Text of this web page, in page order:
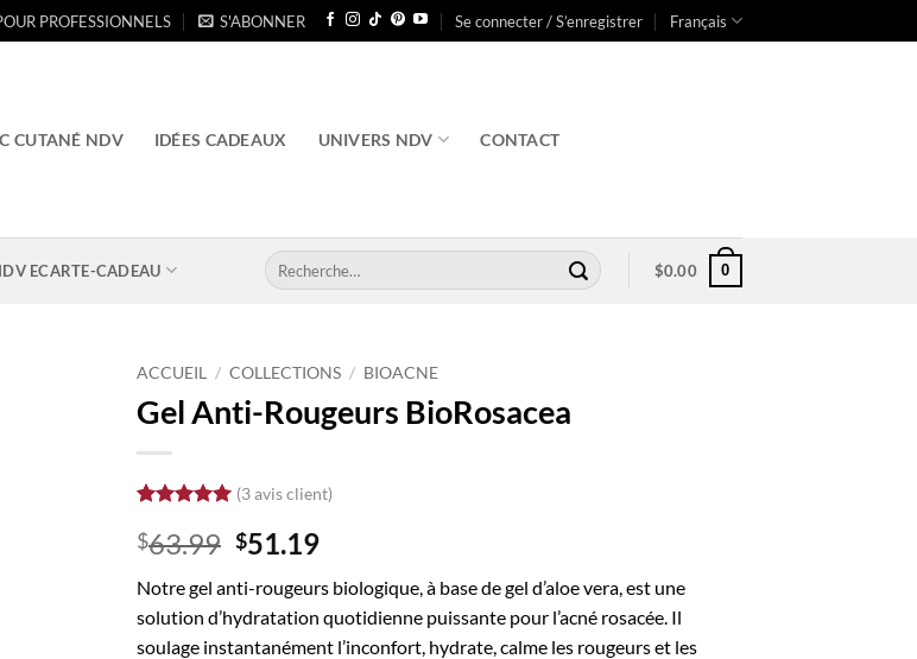
PROFESSIONNELS S'ABONNER Se connecter / S’enregistrer Français
CUTANÉ NDV IDÉES CADEAUX UNIVERS NDV CONTACT
ECARTE-CADEAU
Recherche
pour :
$0.00 0
ACCUEIL / COLLECTIONS / BIOACNE
Gel Anti-Rougeurs BioRosacea
5 basé sur
notations
client
(3avis client)
$63.99 $51.19
Notre gel anti-rougeurs biologique, à base de gel d’aloe vera, est une
solution d’hydratation quotidienne puissante pour l’acné rosacée. Il
soulage instantanément l’inconfort, hydrate, calme les rougeurs et les